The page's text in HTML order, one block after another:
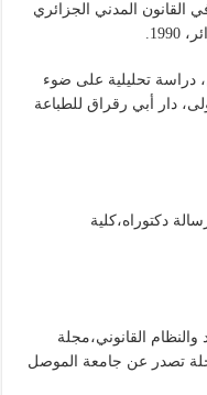
القانون المدني الجزائري
دراسة تحليلية على ضوء
دار أبي رقراق للطباعة
دكتوراه،كلية
والنظام القانوني،مجلة
للحقوق،مجلد16،العدد59،2013مجلة تصدر عن جامعة الموصل